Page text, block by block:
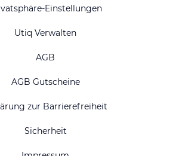
Einstellungen
Utiq Verwalten
AGB
AGB Gutscheine
zur Barrierefreiheit
Sicherheit